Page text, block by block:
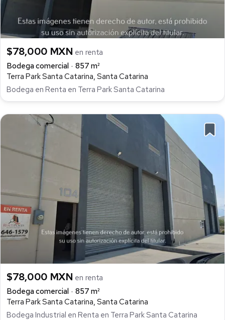
$78,000 MXN en renta
Bodega comercial
857 m²
Terra Park Santa Catarina, Santa Catarina
Bodega en Renta en Terra Park Santa Catarina
$78,000 MXN en renta
Bodega comercial
857 m²
Terra Park Santa Catarina, Santa Catarina
Bodega Industrial en Renta en Terra Park Santa Catarina